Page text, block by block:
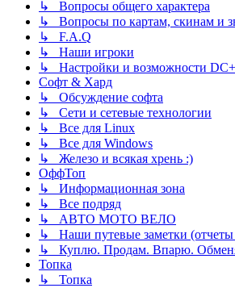
↳ Вопросы общего характера
↳ Вопросы по картам, скинам и
↳ F.A.Q
↳ Наши игроки
↳ Настройки и возможности
Софт & Хард
↳ Обсуждение софта
↳ Сети и сетевые технологии
↳ Все для Linux
↳ Все для Windows
↳ Железо и всякая хрень :)
ОффТоп
↳ Информационная зона
↳ Все подряд
↳ АВТО МОТО ВЕЛО
↳ Наши путевые заметки (отчеты
↳ Куплю. Продам. Впарю.
Топка
↳ Топка